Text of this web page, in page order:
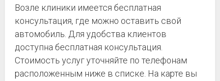
Возле клиники имеется бесплатная
консультация, где можно оставить свой
автомобиль. Для удобства клиентов
доступна бесплатная консультация.
Стоимость услуг уточняйте по телефонам
расположенным ниже в списке. На карте вы